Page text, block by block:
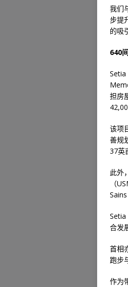
我们
步提
的吸
640
担房
该项
善规
37英
此外
（
Setia
合发
首相
跑步
作为